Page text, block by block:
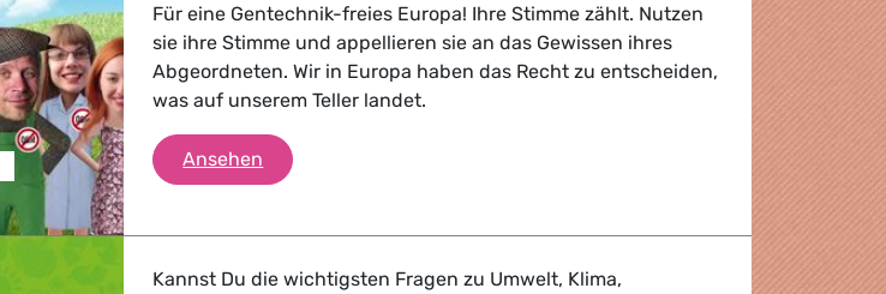
Für eine Gentechnik-freies Europa! Ihre Stimme zählt. Nutzen
sie ihre Stimme und appellieren sie an das Gewissen ihres
Abgeordneten. Wir in Europa haben das Recht zu entscheiden,
was auf unserem Teller landet.
Ansehen Sie wollen keine Gentechnik in Europa?
Kannst Du die wichtigsten Fragen zu Umwelt, Klima,